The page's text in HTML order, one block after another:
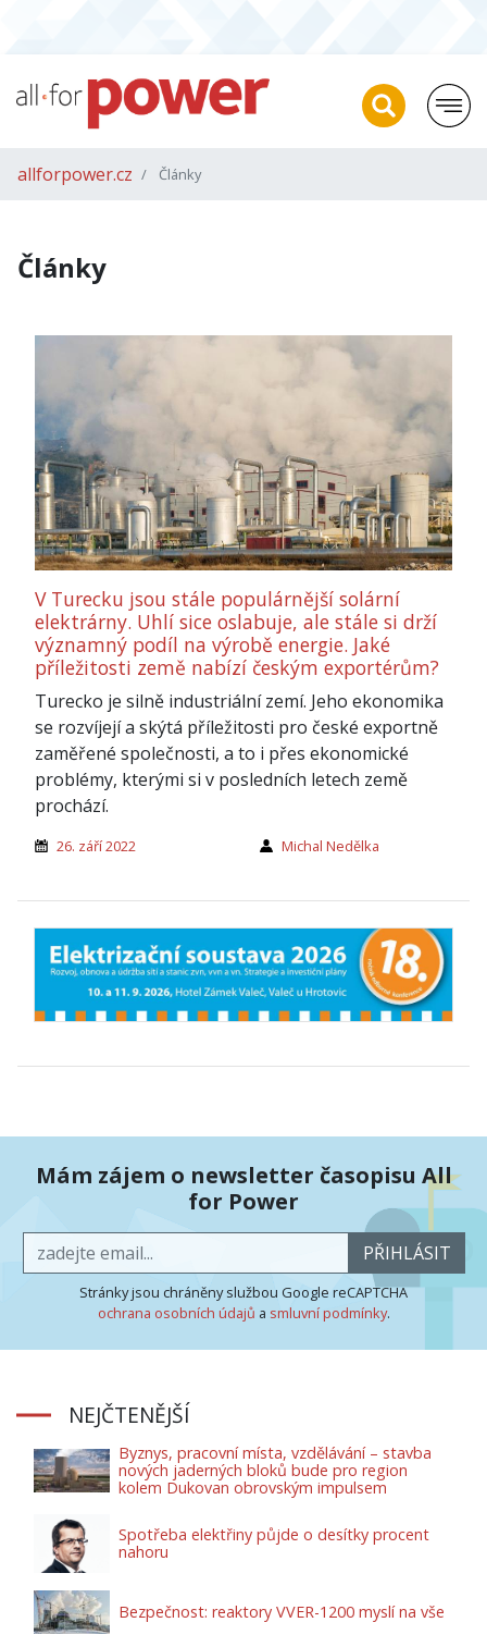
allforpower.cz Články
Články
V Turecku jsou stále populárnější solární
elektrárny. Uhlí sice oslabuje, ale stále si drží
významný podíl na výrobě energie. Jaké
příležitosti země nabízí českým exportérům?
Turecko je silně industriální zemí. Jeho ekonomika
se rozvíjejí a skýtá příležitosti pro české exportně
zaměřené společnosti, a to i přes ekonomické
problémy, kterými si v posledních letech země
prochází.
26. září 2022 Michal Nedělka
Mám zájem o newsletter časopisu All
for Power
PŘIHLÁSIT
Stránky jsou chráněny službou Google reCAPTCHA
ochrana osobních údajů a smluvní podmínky.
NEJČTENĚJŠÍ
Byznys, pracovní místa, vzdělávání – stavba
nových jaderných bloků bude pro region
kolem Dukovan obrovským impulsem
Spotřeba elektřiny půjde o desítky procent
nahoru
Bezpečnost: reaktory VVER-1200 myslí na vše